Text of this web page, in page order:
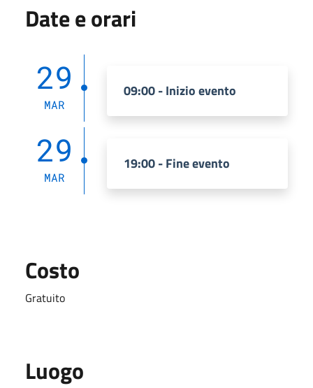
Date e orari
29
MAR
09:00 - Inizio evento
29
MAR
19:00 - Fine evento
Costo
Gratuito
Luogo